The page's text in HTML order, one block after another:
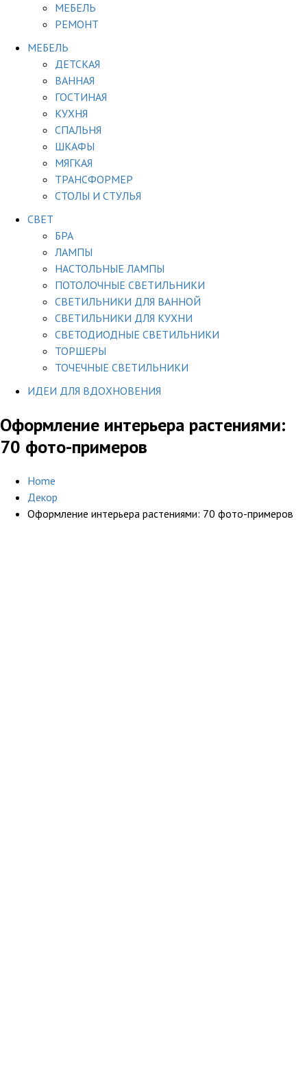
МЕБЕЛЬ
РЕМОНТ
МЕБЕЛЬ
ДЕТСКАЯ
ВАННАЯ
ГОСТИНАЯ
КУХНЯ
СПАЛЬНЯ
ШКАФЫ
МЯГКАЯ
ТРАНСФОРМЕР
СТОЛЫ И СТУЛЬЯ
СВЕТ
БРА
ЛАМПЫ
НАСТОЛЬНЫЕ ЛАМПЫ
ПОТОЛОЧНЫЕ СВЕТИЛЬНИКИ
СВЕТИЛЬНИКИ ДЛЯ ВАННОЙ
СВЕТИЛЬНИКИ ДЛЯ КУХНИ
СВЕТОДИОДНЫЕ СВЕТИЛЬНИКИ
ТОРШЕРЫ
ТОЧЕЧНЫЕ СВЕТИЛЬНИКИ
ИДЕИ ДЛЯ ВДОХНОВЕНИЯ
Оформление интерьера растениями:
70 фото-примеров
Home
Декор
Оформление интерьера растениями: 70 фото-примеров